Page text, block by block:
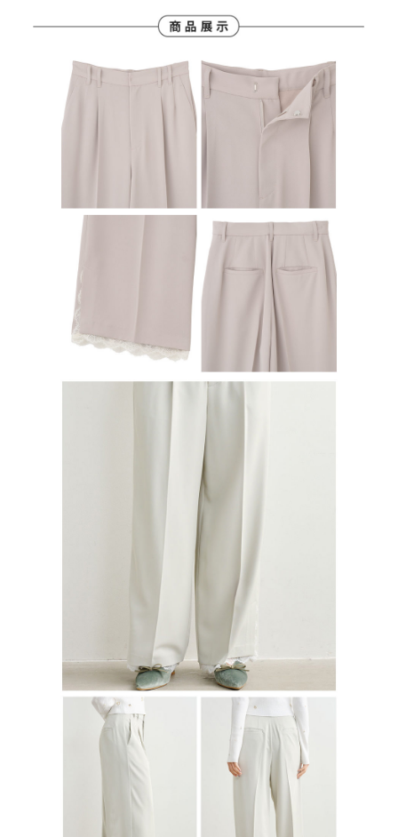
個人情報の処理、利用について疑問がある、または関連する法律の権利を
行使したい場合は、ネットプロテクションズ
てAFTEEにご提供いただく、またはAFTEEにあなたの個人情報の収集、処
理、利用を許可することににご同意いただけない場合は、当サービスを選
択しないでください。